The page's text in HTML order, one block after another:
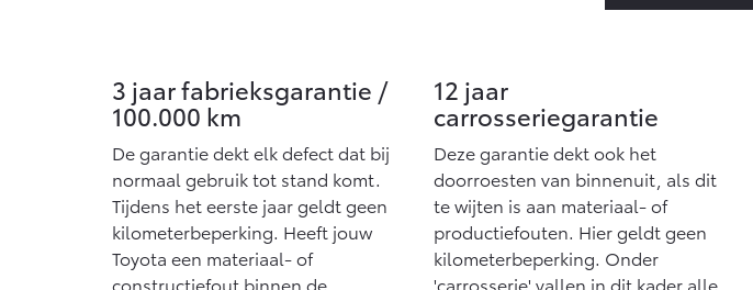
3 jaar fabrieksgarantie /
100.000 km
De garantie dekt elk defect dat bij
normaal gebruik tot stand komt.
Tijdens het eerste jaar geldt geen
kilometerbeperking. Heeft jouw
Toyota een materiaal- of
constructiefout binnen de
12 jaar
carrosseriegarantie
Deze garantie dekt ook het
doorroesten van binnenuit, als dit
te wijten is aan materiaal- of
productiefouten. Hier geldt geen
kilometerbeperking. Onder
'carrosserie' vallen in dit kader alle